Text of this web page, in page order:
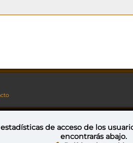
licencia de Creative Commons Reconocimiento-NoComercial-
de acceso de los
encontrarás abajo.